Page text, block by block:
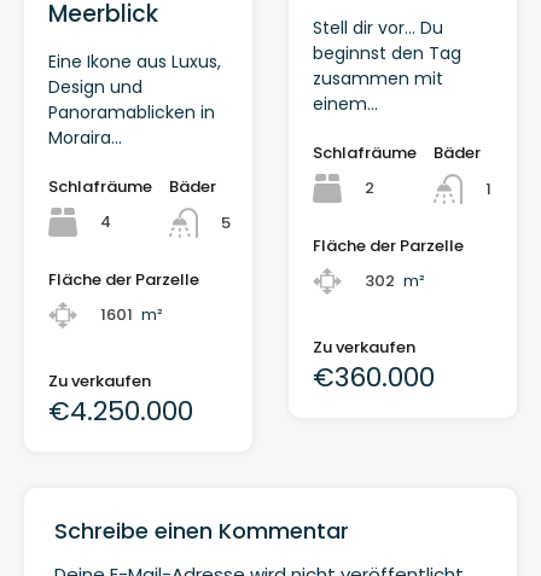
Meerblick
Eine Ikone aus Luxus,
Design und
Panoramablicken in
Moraira…
Schlafräume
4
Bäder
5
Fläche der Parzelle
1601 m²
Zu verkaufen
€4.250.000
Stell dir vor… Du
beginnst den Tag
zusammen mit
einem…
Schlafräume
2
Bäder
1
Fläche der Parzelle
302 m²
Zu verkaufen
€360.000
Schreibe einen Kommentar